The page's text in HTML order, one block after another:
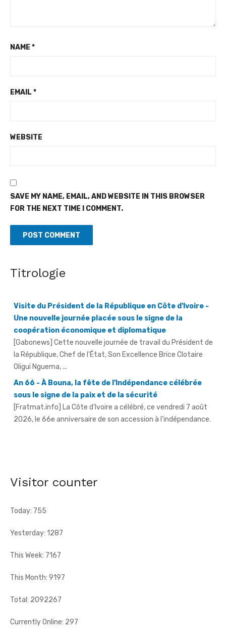
NAME *
EMAIL *
WEBSITE
SAVE MY NAME, EMAIL, AND WEBSITE IN THIS BROWSER
FOR THE NEXT TIME I COMMENT.
Titrologie
Visite du Président de la République en Côte d'Ivoire -
coopération économique et diplomatique
[Gabonews] Cette nouvelle journée de travail du Président de
la République, Chef de l'État, Son Excellence Brice Clotaire
Oligui Nguema, ...
An 66 - À Bouna, la fête de l'Indépendance célébrée
sous le signe de la paix et de la sécurité
[Fratmat.info] La Côte d'Ivoire a célébré, ce vendredi 7 août
2026, le 66e anniversaire de son accession à l'indépendance.
Abengourou, a ...
Visitor counter
Today: 755
Yesterday: 1287
This Week: 7167
This Month: 9197
Total: 2092267
Currently Online: 297